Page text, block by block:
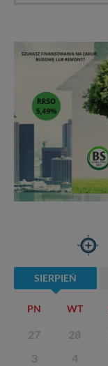
SIERPIEŃ
PN WT
27 28
3
4